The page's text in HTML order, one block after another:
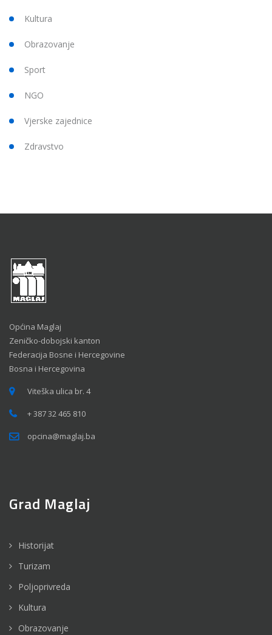
Kultura
Obrazovanje
Sport
NGO
Vjerske zajednice
Zdravstvo
Općina Maglaj
Zeničko-dobojski kanton
Federacija Bosne i Hercegovine
Bosna i Hercegovina
Viteška ulica br. 4
+ 387 32 465 810
opcina@maglaj.ba
Grad Maglaj
Historijat
Turizam
Poljoprivreda
Kultura
Obrazovanje